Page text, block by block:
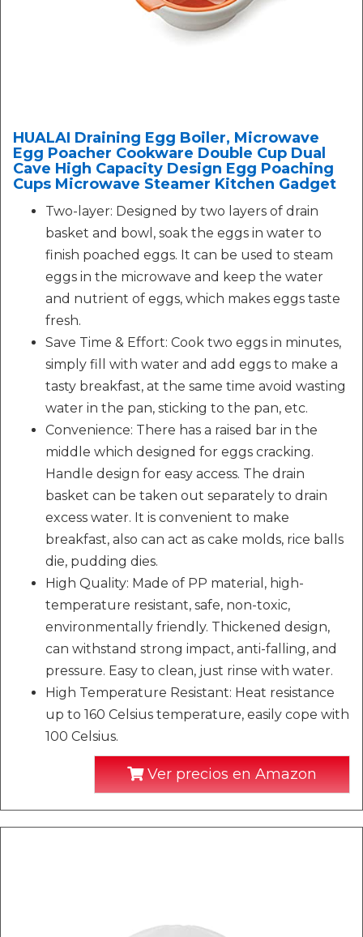
HUALAI Draining Egg Boiler, Microwave
Egg Poacher Cookware Double Cup Dual
Cave High Capacity Design Egg Poaching
Cups Microwave Steamer Kitchen Gadget
Two-layer: Designed by two layers of drain
basket and bowl, soak the eggs in water to
finish poached eggs. It can be used to steam
eggs in the microwave and keep the water
and nutrient of eggs, which makes eggs taste
fresh.
Save Time & Effort: Cook two eggs in minutes,
simply fill with water and add eggs to make a
tasty breakfast, at the same time avoid wasting
water in the pan, sticking to the pan, etc.
Convenience: There has a raised bar in the
middle which designed for eggs cracking.
Handle design for easy access. The drain
basket can be taken out separately to drain
excess water. It is convenient to make
breakfast, also can act as cake molds, rice balls
die, pudding dies.
High Quality: Made of PP material, high-
temperature resistant, safe, non-toxic,
environmentally friendly. Thickened design,
can withstand strong impact, anti-falling, and
pressure. Easy to clean, just rinse with water.
High Temperature Resistant: Heat resistance
up to 160 Celsius temperature, easily cope with
100 Celsius.
Ver precios en Amazon